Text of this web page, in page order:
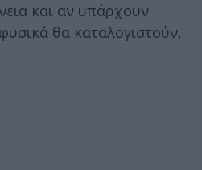
και αν υπάρχουν
θα καταλογιστούν,